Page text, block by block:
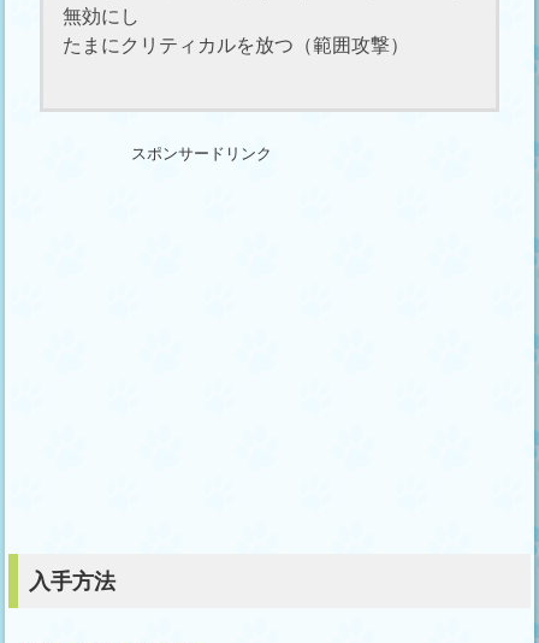
無効にし
たまにクリティカルを放つ（範囲攻撃）
スポンサードリンク
入手方法